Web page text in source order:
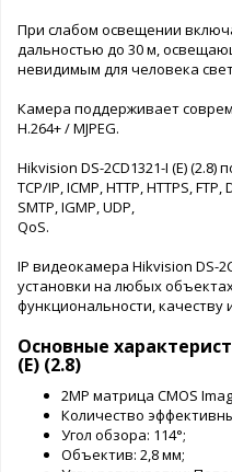
При слабом освещении
дальностью до 30 м,
невидимым для человека
Камера поддерживает
H.264+ / MJPEG.
Hikvision DS-2CD1321-I (E)
TCP/IP, ICMP, HTTP, HTTPS, FTP,
SMTP, IGMP, UDP,
QoS.
IP видеокамера Hikvision DS-
установки на любых
функциональности, качеству
Основные
(E) (2.8)
2МР матрица CMOS
Количество
Угол обзора: 114°;
Объектив: 2,8 мм;